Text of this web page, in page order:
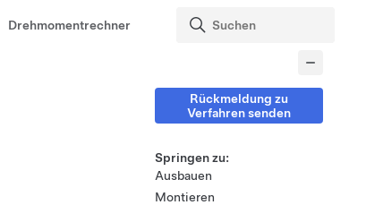
Drehmomentrechner
Rückmeldung zu
Verfahren senden
Springen zu:
Ausbauen
Montieren